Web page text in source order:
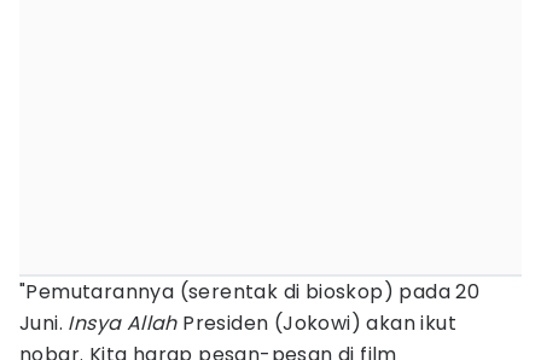
"Pemutarannya (serentak di bioskop) pada 20
Juni. Insya AllahPresiden (Jokowi) akan ikut